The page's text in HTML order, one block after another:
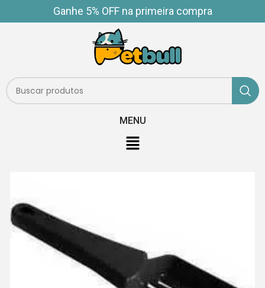
Ganhe 5% OFF na primeira compra
MENU